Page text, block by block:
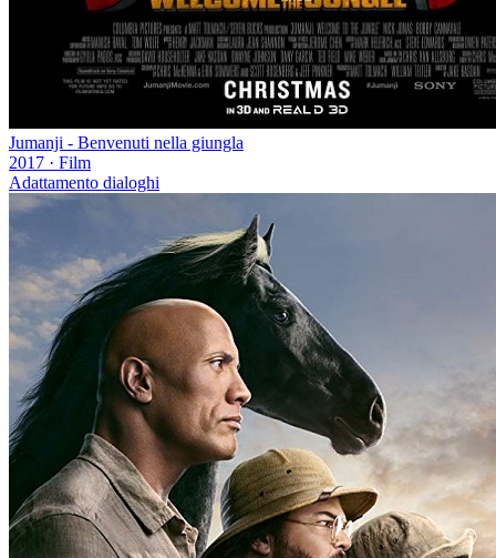
Jumanji - Benvenuti nella giungla
2017 · Film
Adattamento dialoghi